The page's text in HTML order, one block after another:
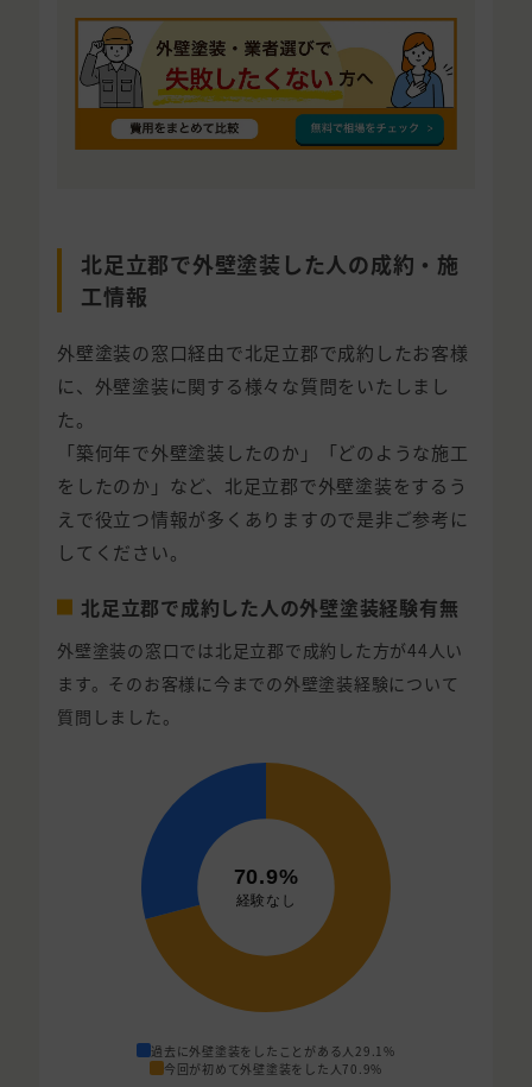
北足立郡で外壁塗装した人の成約・施
工情報
外壁塗装の窓口経由で北足立郡で成約したお客様
に、外壁塗装に関する様々な質問をいたしまし
た。
「築何年で外壁塗装したのか」「どのような施工
をしたのか」など、北足立郡で外壁塗装をするう
えで役立つ情報が多くありますので是非ご参考に
してください。
北足立郡で成約した人の外壁塗装経験有無
外壁塗装の窓口では北足立郡で成約した方が44人い
ます。そのお客様に今までの外壁塗装経験について
質問しました。
過去に外壁塗装をしたことがある人 29.1%
今回が初めて外壁塗装をした人 70.9%